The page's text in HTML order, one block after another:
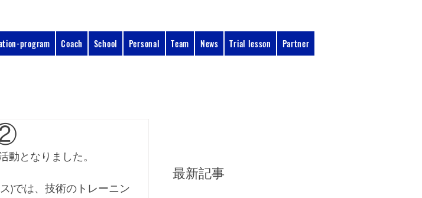
program Coach School Personal Team News Trial lesson Partner
動となりました。
)では、技術のトレーニン
最新記事